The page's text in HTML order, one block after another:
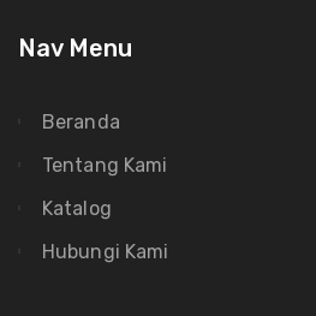
Nav Menu
Beranda
Tentang Kami
Katalog
Hubungi Kami